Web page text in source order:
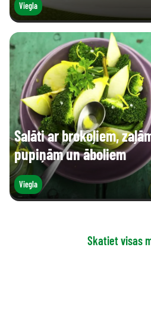
Viegla
Salāti ar brokoļiem,
pupiņām un āboliem
Viegla
Skatiet visas